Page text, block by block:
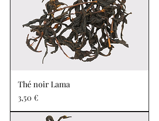
Thé noir Lama
Prix
3,50 €